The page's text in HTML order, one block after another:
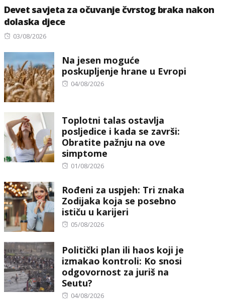
Devet savjeta za očuvanje čvrstog braka nakon
dolaska djece
Posted
03/08/2026
Na jesen moguće
poskupljenje hrane u Evropi
Posted
04/08/2026
Toplotni talas ostavlja
posljedice i kada se završi:
Obratite pažnju na ove
simptome
Posted
01/08/2026
Rođeni za uspjeh: Tri znaka
Zodijaka koja se posebno
ističu u karijeri
Posted
05/08/2026
Politički plan ili haos koji je
izmakao kontroli: Ko snosi
odgovornost za juriš na
Seutu?
Posted
04/08/2026